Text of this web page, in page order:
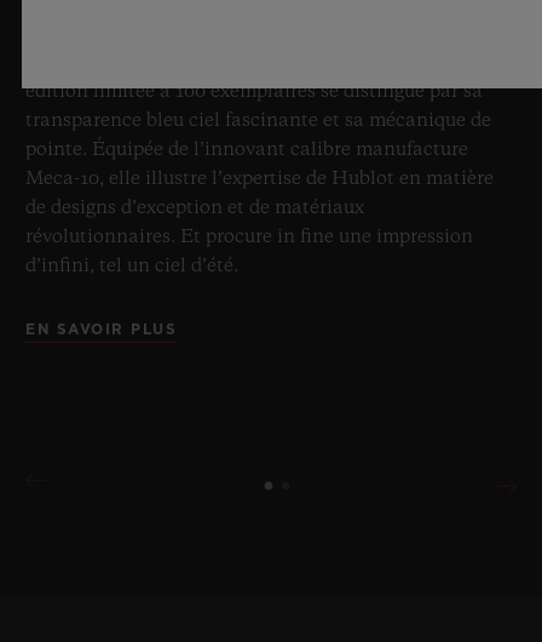
édition limitée à 100 exemplaires se distingue par sa
transparence bleu ciel fascinante et sa mécanique de
pointe. Équipée de l’innovant calibre manufacture
Meca-10, elle illustre l’expertise de Hublot en matière
de designs d’exception et de matériaux
révolutionnaires. Et procure in fine une impression
d’infini, tel un ciel d’été.
EN SAVOIR PLUS